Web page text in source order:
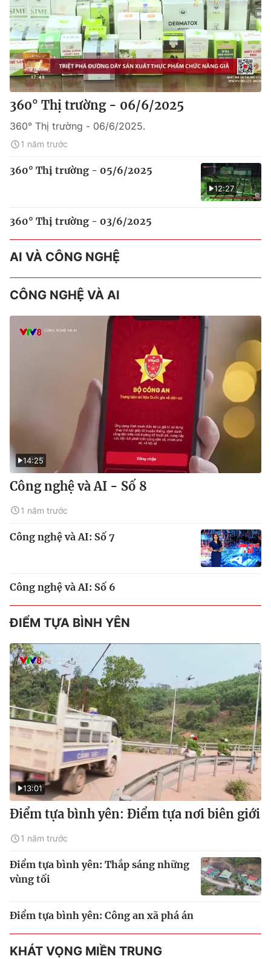
360° Thị trường - 06/6/2025
360° Thị trường - 06/6/2025.
1 năm trước
12:27
360° Thị trường - 05/6/2025
360° Thị trường - 03/6/2025
AI VÀ CÔNG NGHỆ
CÔNG NGHỆ VÀ AI
14:25
Công nghệ và AI - Số 8
1 năm trước
Công nghệ và AI: Số 7
Công nghệ và AI: Số 6
ĐIỂM TỰA BÌNH YÊN
13:01
Điểm tựa bình yên: Điểm tựa nơi biên giới
1 năm trước
Điểm tựa bình yên: Thắp sáng những
vùng tối
Điểm tựa bình yên: Công an xã phá án
KHÁT VỌNG MIỀN TRUNG